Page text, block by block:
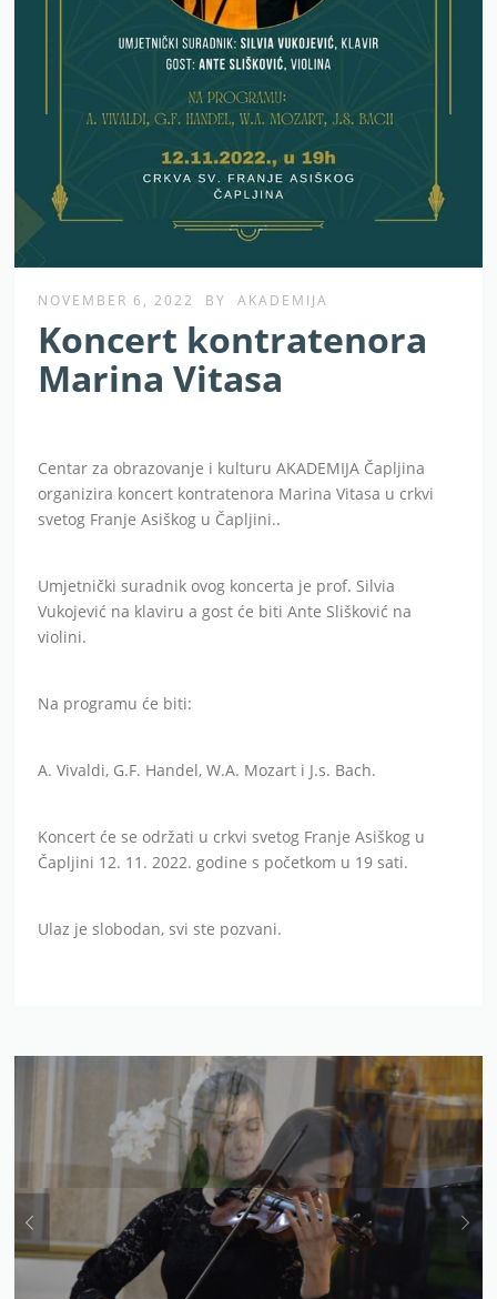
NOVEMBER 6, 2022 BY AKADEMIJA
Koncert kontratenora
Marina Vitasa
Centar za obrazovanje i kulturu AKADEMIJA Čapljina
organizira koncert kontratenora Marina Vitasa u crkvi
svetog Franje Asiškog u Čapljini..
Umjetnički suradnik ovog koncerta je prof. Silvia
Vukojević na klaviru a gost će biti Ante Slišković na
violini.
Na programu će biti:
A. Vivaldi, G.F. Handel, W.A. Mozart i J.s. Bach.
Koncert će se održati u crkvi svetog Franje Asiškog u
Čapljini 12. 11. 2022. godine s početkom u 19 sati.
Ulaz je slobodan, svi ste pozvani.